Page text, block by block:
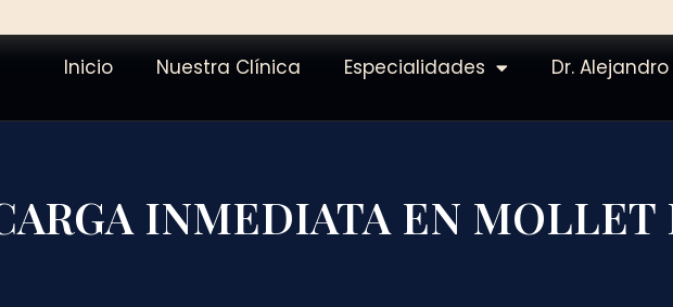
Inicio Nuestra Clínica Especialidades Dr.
INMEDIATA EN MOLLET